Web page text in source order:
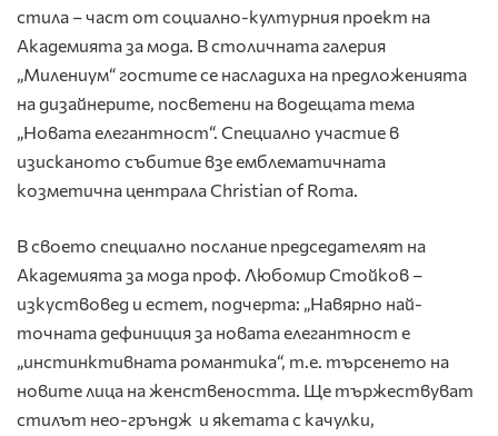
стила – част от социално-културния проект на
Академията за мода. В столичната галерия
„Милениум“ гостите се насладиха на предложенията
на дизайнерите, посветени на водещата тема
„Новата елегантност“. Специално участие в
изисканото събитие взе емблематичната
козметична централа Christian of Roma.
В своето специално послание председателят на
Академията за мода проф. Любомир Стойков –
изкуствовед и естет, подчерта: „Навярно най-
точната дефиниция за новата елегантност е
„инстинктивната романтика“, т.е. търсенето на
новите лица на женствеността. Ще тържествуват
стилът нео-гръндж и якетата с качулки,